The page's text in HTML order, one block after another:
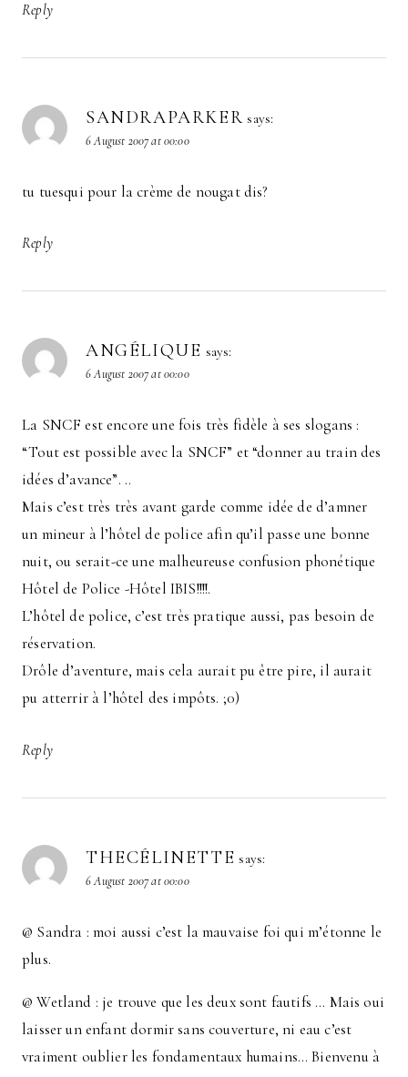
Reply
SANDRAPARKER says:
6 August 2007 at 00:00
tu tuesqui pour la crème de nougat dis?
Reply
ANGÉLIQUE says:
6 August 2007 at 00:00
La SNCF est encore une fois très fidèle à ses slogans :
“Tout est possible avec la SNCF” et “donner au train des
idées d’avance”. ..
Mais c’est très très avant garde comme idée de d’amner
un mineur à l’hôtel de police afin qu’il passe une bonne
nuit, ou serait-ce une malheureuse confusion phonétique
Hôtel de Police -Hôtel IBIS!!!!.
L’hôtel de police, c’est très pratique aussi, pas besoin de
réservation.
Drôle d’aventure, mais cela aurait pu être pire, il aurait
pu atterrir à l’hôtel des impôts. ;0)
Reply
THECÉLINETTE says:
6 August 2007 at 00:00
@ Sandra : moi aussi c’est la mauvaise foi qui m’étonne le
plus.
@ Wetland : je trouve que les deux sont fautifs … Mais oui
laisser un enfant dormir sans couverture, ni eau c’est
vraiment oublier les fondamentaux humains… Bienvenu à